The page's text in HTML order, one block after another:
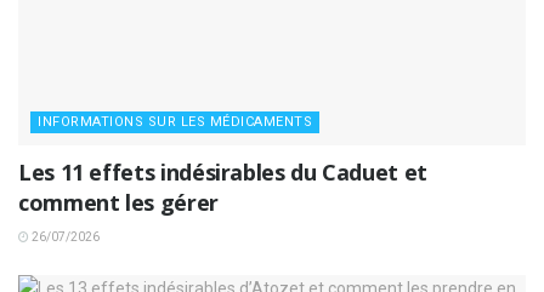
INFORMATIONS SUR LES MÉDICAMENTS
Les 11 effets indésirables du Caduet et
comment les gérer
26/07/2026